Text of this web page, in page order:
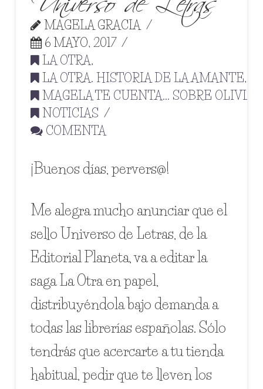
MAGELA GRACIA
6 MAYO, 2017
LA OTRA,
LA OTRA. HISTORIA DE LA AMANTE,
MAGELA TE CUENTA... SOBRE OLIVIA
NOTICIAS
COMENTA
¡Buenos días, pervers@!
Me alegra mucho anunciar que el
sello Universo de Letras, de la
Editorial Planeta, va a editar la
saga La Otra en papel,
distribuyéndola bajo demanda a
todas las librerías españolas. Sólo
tendrás que acercarte a tu tienda
habitual, pedir que te lleven los